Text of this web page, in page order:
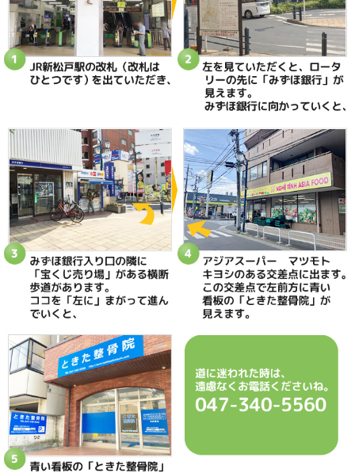
当院へのアクセス情報
ときた整骨院
所在地
〒270-0034 千葉県松戸市新松戸2-35
電話番号
047-340-5560
駐車場
駐車場はありません
予約
完全予約制 お電話にて受付致します
休診日
日曜・祝日
院長
鴇田 晶